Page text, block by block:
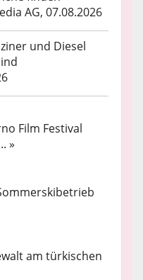
AG, 07.08.2026
und Diesel
Film Festival
»
am türkischen